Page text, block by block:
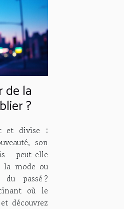
de la
?
et divise :
son
peut-elle
la mode ou
passé ?
où le
découvrez